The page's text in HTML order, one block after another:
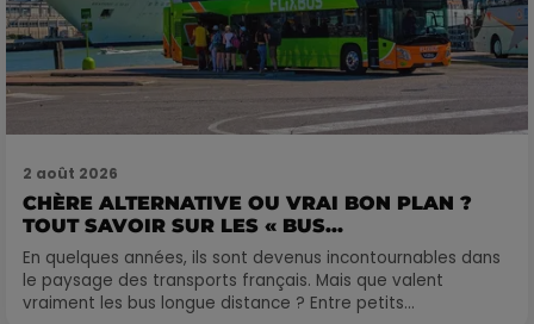
2 août 2026
CHÈRE ALTERNATIVE OU VRAI BON PLAN ?
TOUT SAVOIR SUR LES « BUS...
En quelques années, ils sont devenus incontournables dans
le paysage des transports français. Mais que valent
vraiment les bus longue distance ? Entre petits...